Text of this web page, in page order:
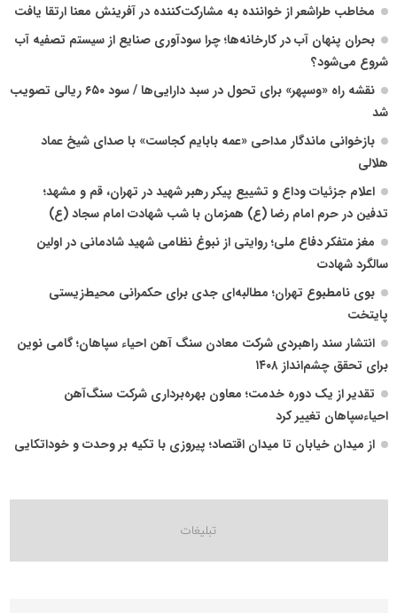
مخاطب طراشعر از خواننده به مشارکت‌کننده در آفرینش معنا ارتقا یافت
بحران پنهان آب در کارخانه‌ها؛ چرا سودآوری صنایع از سیستم تصفیه آب
شروع می‌شود؟
نقشه راه «وسپهر» برای تحول در سبد دارایی‌ها / سود ۶۵۰ ریالی تصویب
شد
بازخوانی ماندگار مداحی «عمه بابایم کجاست» با صدای شیخ عماد
هلالی
اعلام جزئیات وداع و تشییع پیکر رهبر شهید در تهران، قم و مشهد؛
تدفین در حرم امام رضا (ع) همزمان با شب شهادت امام سجاد (ع)
مغز متفکر دفاع ملی؛ روایتی از نبوغ نظامی شهید شادمانی در اولین
سالگرد شهادت
بوی نامطبوع تهران؛ مطالبه‌ای جدی برای حکمرانی محیط‌زیستی
پایتخت
انتشار سند راهبردی شرکت معادن سنگ آهن احیاء سپاهان؛ گامی نوین
برای تحقق چشم‌انداز ۱۴۰۸
تقدیر از یک دوره خدمت؛ معاون بهره‌برداری شرکت سنگ‌آهن
احیاءسپاهان تغییر کرد
از میدان خیابان تا میدان اقتصاد؛ پیروزی با تکیه بر وحدت و خوداتکایی